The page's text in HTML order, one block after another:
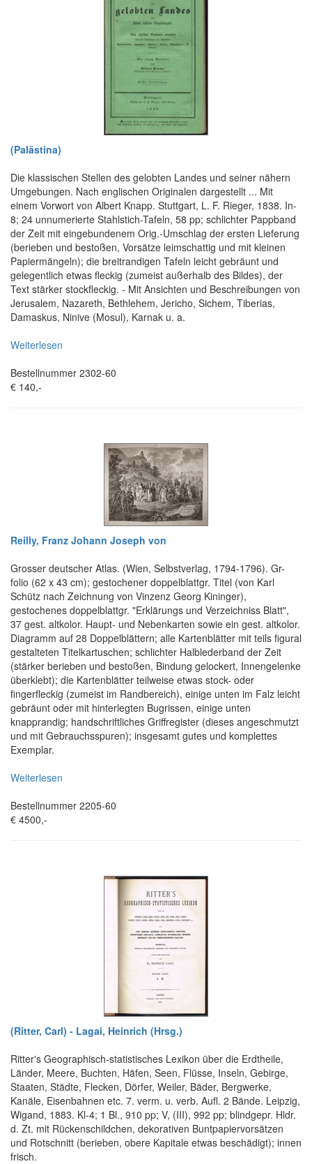
(Palästina)
Die klassischen Stellen des gelobten Landes und seiner nähern
Umgebungen. Nach englischen Originalen dargestellt ... Mit
einem Vorwort von Albert Knapp. Stuttgart, L. F. Rieger, 1838. In-
8; 24 unnumerierte Stahlstich-Tafeln, 58 pp; schlichter Pappband
der Zeit mit eingebundenem Orig.-Umschlag der ersten Lieferung
(berieben und bestoßen, Vorsätze leimschattig und mit kleinen
Papiermängeln); die breitrandigen Tafeln leicht gebräunt und
gelegentlich etwas fleckig (zumeist außerhalb des Bildes), der
Text stärker stockfleckig. - Mit Ansichten und Beschreibungen von
Jerusalem, Nazareth, Bethlehem, Jericho, Sichem, Tiberias,
Damaskus, Ninive (Mosul), Karnak u. a.
Weiterlesen
Bestellnummer 2302-60
€ 140,-
Reilly, Franz Johann Joseph von
Grosser deutscher Atlas. (Wien, Selbstverlag, 1794-1796). Gr-
folio (62 x 43 cm); gestochener doppelblattgr. Titel (von Karl
Schütz nach Zeichnung von Vinzenz Georg Kininger),
gestochenes doppelblattgr. "Erklärungs und Verzeichniss Blatt",
37 gest. altkolor. Haupt- und Nebenkarten sowie ein gest. altkolor.
Diagramm auf 28 Doppelblättern; alle Kartenblätter mit teils figural
gestalteten Titelkartuschen; schlichter Halblederband der Zeit
(stärker berieben und bestoßen, Bindung gelockert, Innengelenke
überklebt); die Kartenblätter teilweise etwas stock- oder
fingerfleckig (zumeist im Randbereich), einige unten im Falz leicht
gebräunt oder mit hinterlegten Bugrissen, einige unten
knapprandig; handschriftliches Griffregister (dieses angeschmutzt
und mit Gebrauchsspuren); insgesamt gutes und komplettes
Exemplar.
Weiterlesen
Bestellnummer 2205-60
€ 4500,-
(Ritter, Carl) - Lagai, Heinrich (Hrsg.)
Ritter's Geographisch-statistisches Lexikon über die Erdtheile,
Länder, Meere, Buchten, Häfen, Seen, Flüsse, Inseln, Gebirge,
Staaten, Städte, Flecken, Dörfer, Weiler, Bäder, Bergwerke,
Kanäle, Eisenbahnen etc. 7. verm. u. verb. Aufl. 2 Bände. Leipzig,
Wigand, 1883. Kl-4; 1 Bl., 910 pp; V, (III), 992 pp; blindgepr. Hldr.
d. Zt. mit Rückenschildchen, dekorativen Buntpapiervorsätzen
und Rotschnitt (berieben, obere Kapitale etwas beschädigt); innen
frisch.